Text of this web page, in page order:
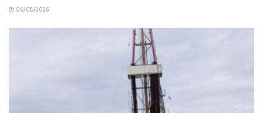
06/08/2026